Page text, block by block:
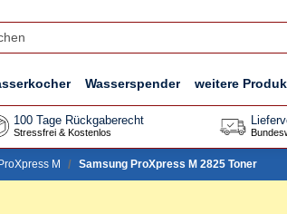
Wasserspender weitere
100 Tage Rückgaberecht
Stressfrei & Kostenlos
M Samsung ProXpress M 2825 Toner